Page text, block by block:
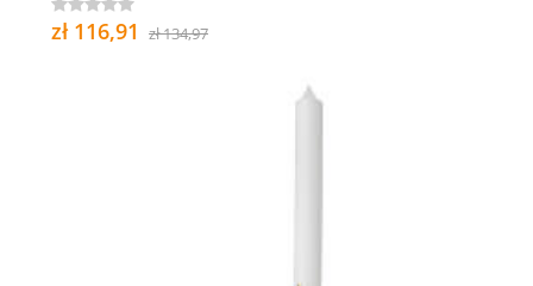
zł 116,91 zł 134,97